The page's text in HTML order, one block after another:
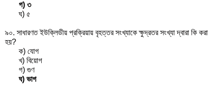
গ) ৩
ঘ) ৫
৯০. সাধারণত ইউক্লিডীয় প্রক্রিয়ায় বৃহত্তর সংখ্যাকে ক্ষুদ্রতর সংখ্যা দ্বারা কি করা
হয়?
ক) যোগ
খ) বিয়োগ
গ) গুণ
ঘ) ভাগ